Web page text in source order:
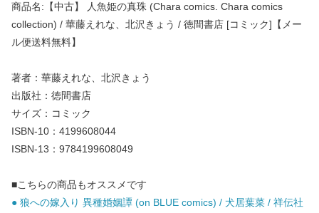
商品名:【中古】 人魚姫の真珠 (Chara comics. Chara comics
collection) / 華藤えれな、北沢きょう / 徳間書店 [コミック]【メー
ル便送料無料】
著者：華藤えれな、北沢きょう
出版社：徳間書店
サイズ：コミック
ISBN-10：4199608044
ISBN-13：9784199608049
■こちらの商品もオススメです
● 狼への嫁入り 異種婚姻譚 (on BLUE comics) / 犬居葉菜 / 祥伝社